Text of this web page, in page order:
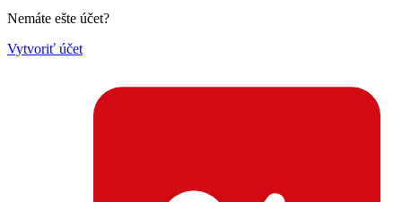
Nemáte ešte účet?
Vytvoriť účet